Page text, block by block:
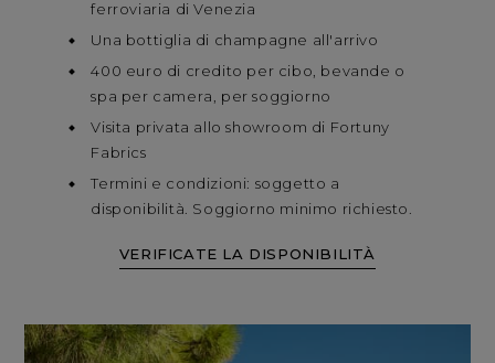
ferroviaria di Venezia
Una bottiglia di champagne all'arrivo
400 euro di credito per cibo, bevande o
spa per camera, per soggiorno
Visita privata allo showroom di Fortuny
Fabrics
Termini e condizioni: soggetto a
disponibilità. Soggiorno minimo richiesto.
VERIFICATE LA DISPONIBILITÀ